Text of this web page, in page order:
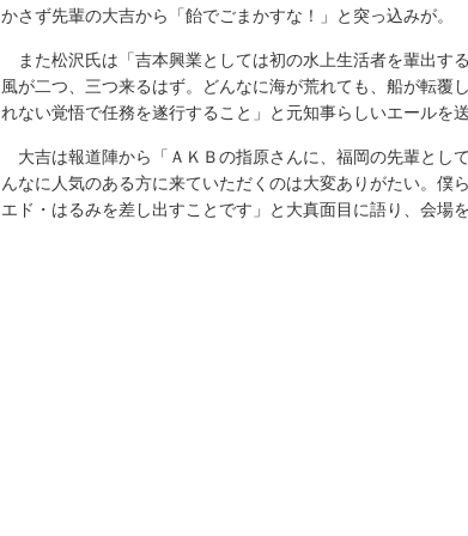
かさず先輩の大吉から「飴でごまかすな！」と突っ込みが。
また松沢氏は「吉本興業としては初の水上生活者を輩出す
風が二つ、三つ来るはず。どんなに海が荒れても、船が転覆
れない覚悟で任務を遂行すること」と元知事らしいエールを送
大吉は報道陣から「ＡＫＢの指原さんに、福岡の先輩とし
んなに人気のある方に来ていただくのは大変ありがたい。僕
エド・はるみを差し出すことです」と大真面目に語り、会場を